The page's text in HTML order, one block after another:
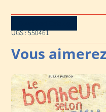
UGS :550461